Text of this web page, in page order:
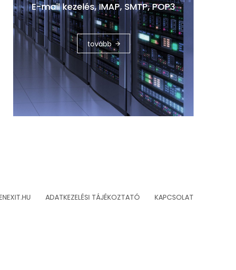
E-mail kezelés, IMAP, SMTP, POP3
tovább
ADATKEZELÉSI TÁJÉKOZTATÓ KAPCSOLAT